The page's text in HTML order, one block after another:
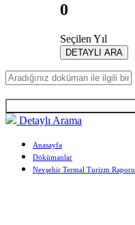
0
Seçilen Yıl
DETAYLI ARA
Detaylı Arama
Anasayfa
Dökümanlar
Nevşehir Termal Turizm Raporu